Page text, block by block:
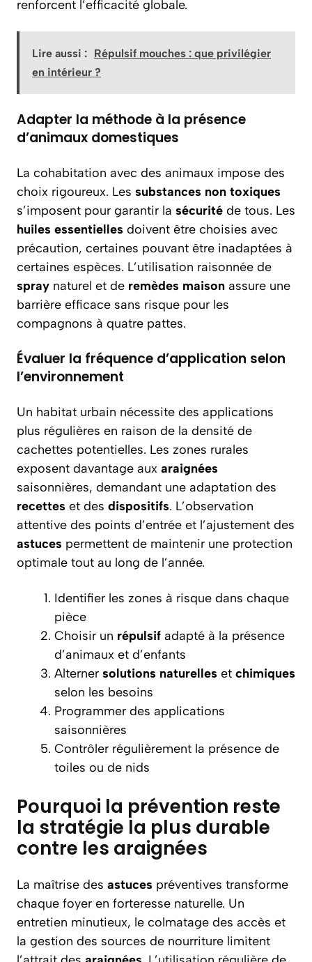
renforcent l’efficacité globale.
Lire aussi : Répulsif mouches : que privilégier
en intérieur ?
Adapter la méthode à la présence
d’animaux domestiques
La cohabitation avec des animaux impose des
choix rigoureux. Les substances non toxiques
s’imposent pour garantir la sécurité de tous. Les
huiles essentielles doivent être choisies avec
précaution, certaines pouvant être inadaptées à
certaines espèces. L’utilisation raisonnée de
spray naturel et de remèdes maison assure une
barrière efficace sans risque pour les
compagnons à quatre pattes.
Évaluer la fréquence d’application selon
l’environnement
Un habitat urbain nécessite des applications
plus régulières en raison de la densité de
cachettes potentielles. Les zones rurales
exposent davantage aux araignées
saisonnières, demandant une adaptation des
recettes et des dispositifs. L’observation
attentive des points d’entrée et l’ajustement des
astuces permettent de maintenir une protection
optimale tout au long de l’année.
Identifier les zones à risque dans chaque
pièce
Choisir un répulsif adapté à la présence
d’animaux et d’enfants
Alterner solutions naturelles et chimiques
selon les besoins
Programmer des applications
saisonnières
Contrôler régulièrement la présence de
toiles ou de nids
Pourquoi la prévention reste
la stratégie la plus durable
contre les araignées
La maîtrise des astuces préventives transforme
chaque foyer en forteresse naturelle. Un
entretien minutieux, le colmatage des accès et
la gestion des sources de nourriture limitent